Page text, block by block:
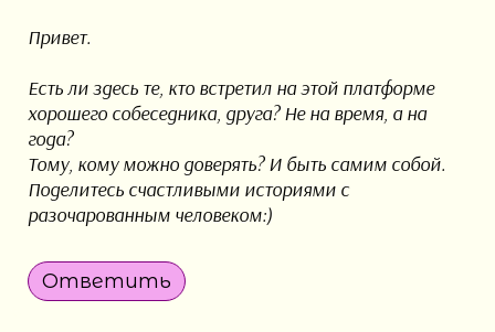
Привет.
Есть ли здесь те, кто встретил на этой платформе
хорошего собеседника, друга? Не на время, а на
года?
Тому, кому можно доверять? И быть самим собой.
Поделитесь счастливыми историями с
разочарованным человеком:)